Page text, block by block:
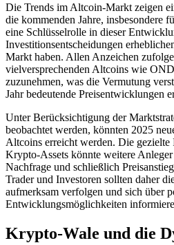
Die Trends im Altcoin-Markt zeigen
die kommenden Jahre, insbesondere
eine Schlüsselrolle in dieser
Investitionsentscheidungen
Markt haben. Allen Anzeichen zufolge
vielversprechenden Altcoins wie
zuzunehmen, was die Vermutung
Jahr bedeutende Preisentwicklungen
Unter Berücksichtigung der
beobachtet werden, könnten 2025
Altcoins erreicht werden. Die gezielte
Krypto-Assets könnte weitere
Nachfrage und schließlich
Trader und Investoren sollten daher
aufmerksam verfolgen und sich über
Entwicklungsmöglichkeiten
Krypto-Wale und die